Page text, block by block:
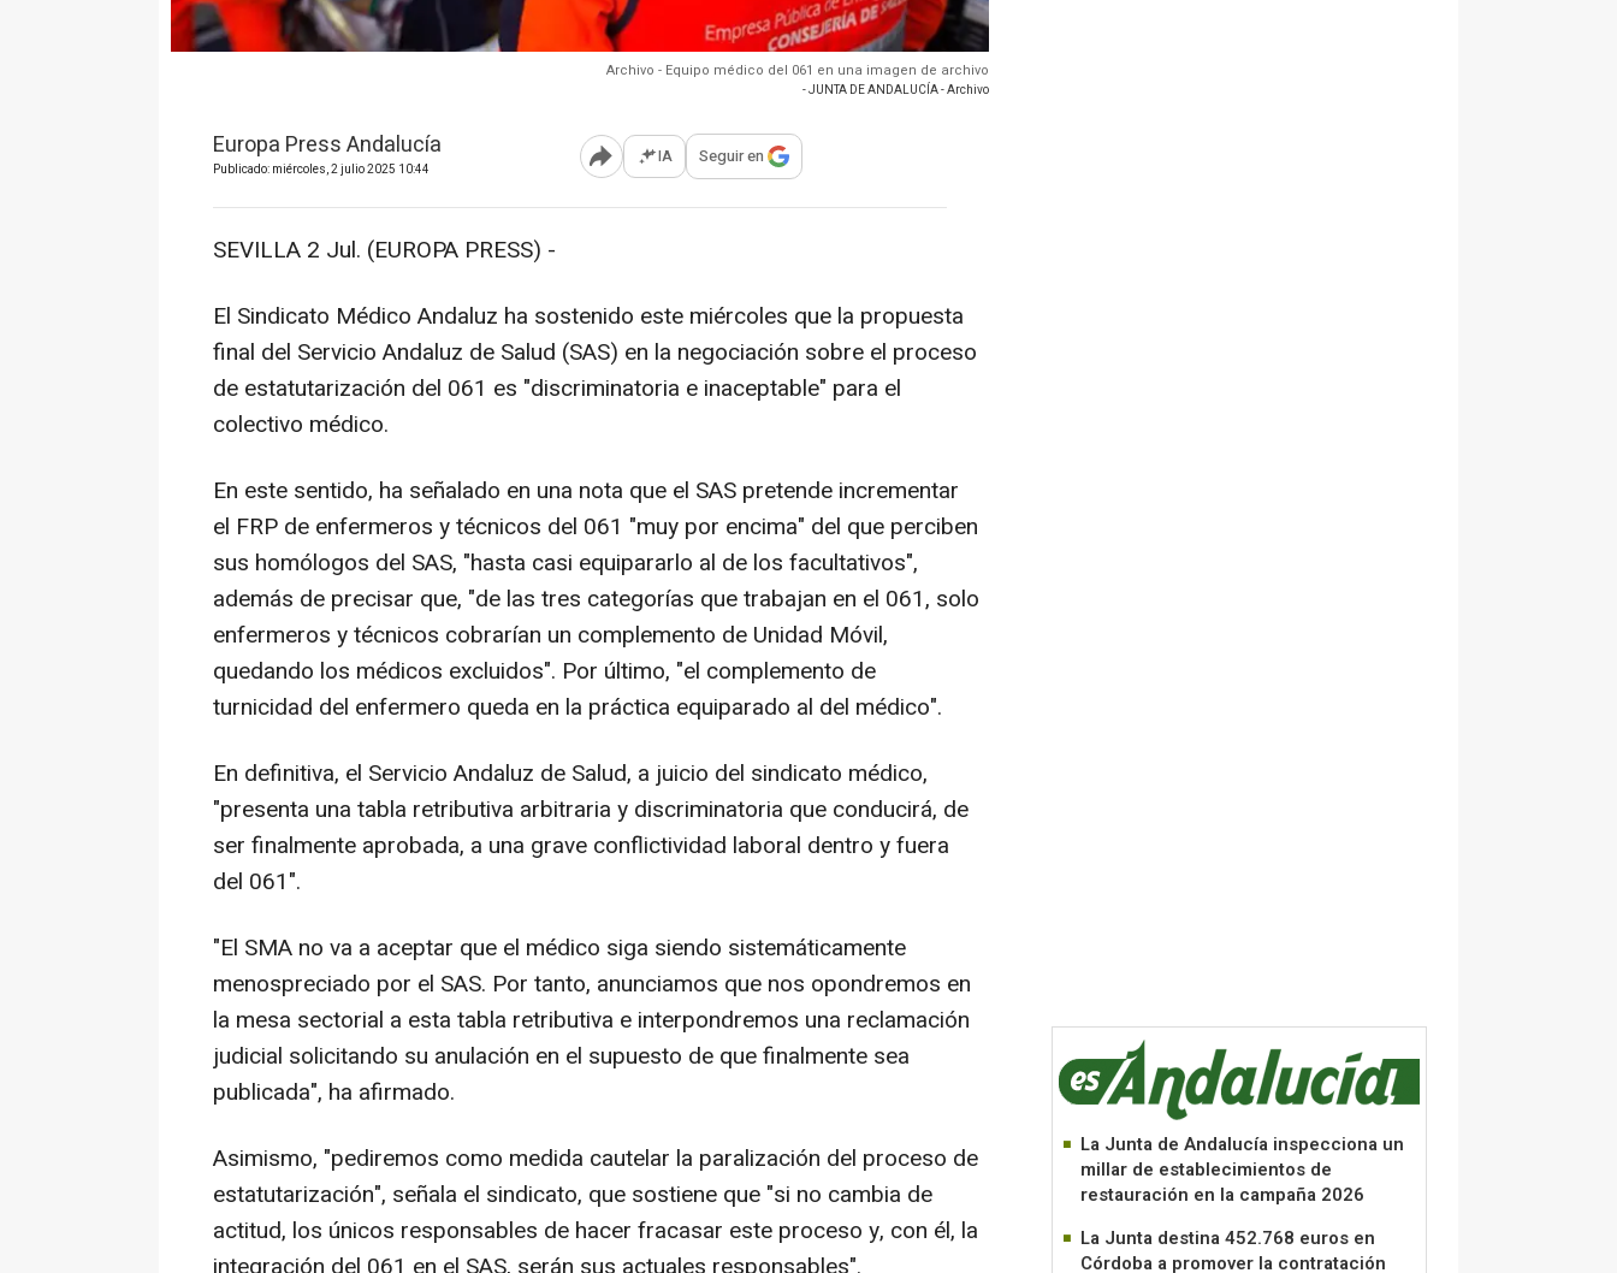
Archivo - Equipo médico del 061 en una imagen de archivo
- JUNTA DE ANDALUCÍA - Archivo
Europa Press Andalucía
Publicado: miércoles, 2 julio 2025 10:44 Abrir opciones para compartir
IA Seguir en
SEVILLA 2 Jul. (EUROPA PRESS) -
El Sindicato Médico Andaluz ha sostenido este miércoles que la propuesta
final del Servicio Andaluz de Salud (SAS) en la negociación sobre el proceso
de estatutarización del 061 es "discriminatoria e inaceptable" para el
colectivo médico.
En este sentido, ha señalado en una nota que el SAS pretende incrementar
el FRP de enfermeros y técnicos del 061 "muy por encima" del que perciben
sus homólogos del SAS, "hasta casi equipararlo al de los facultativos",
además de precisar que, "de las tres categorías que trabajan en el 061, solo
enfermeros y técnicos cobrarían un complemento de Unidad Móvil,
quedando los médicos excluidos". Por último, "el complemento de
turnicidad del enfermero queda en la práctica equiparado al del médico".
En definitiva, el Servicio Andaluz de Salud, a juicio del sindicato médico,
"presenta una tabla retributiva arbitraria y discriminatoria que conducirá, de
ser finalmente aprobada, a una grave conflictividad laboral dentro y fuera
del 061".
"El SMA no va a aceptar que el médico siga siendo sistemáticamente
menospreciado por el SAS. Por tanto, anunciamos que nos opondremos en
la mesa sectorial a esta tabla retributiva e interpondremos una reclamación
judicial solicitando su anulación en el supuesto de que finalmente sea
publicada", ha afirmado.
Asimismo, "pediremos como medida cautelar la paralización del proceso de
estatutarización", señala el sindicato, que sostiene que "si no cambia de
actitud, los únicos responsables de hacer fracasar este proceso y, con él, la
La Junta de Andalucía inspecciona un
millar de establecimientos de
restauración en la campaña 2026
La Junta destina 452.768 euros en
Córdoba a promover la contratación